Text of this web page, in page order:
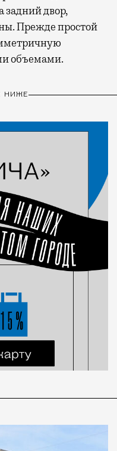
задний двор,
Прежде простой
объемами.
НИЖЕ